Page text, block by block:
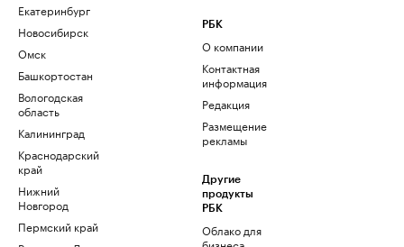
Екатеринбург
Новосибирск
Омск
Башкортостан
Вологодская
область
Калининград
Краснодарский
край
Нижний
Новгород
Пермский край
РБК
О компании
Контактная
информация
Редакция
Размещение
рекламы
Другие
продукты
РБК
Облако для